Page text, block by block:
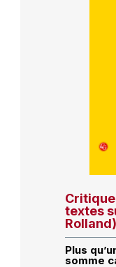
textes
Rolland)
Plus
somme